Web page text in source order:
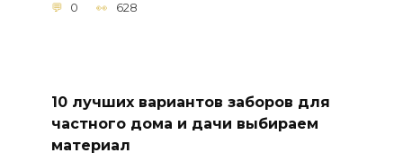
0 628
10 лучших вариантов заборов для
частного дома и дачи выбираем
материал